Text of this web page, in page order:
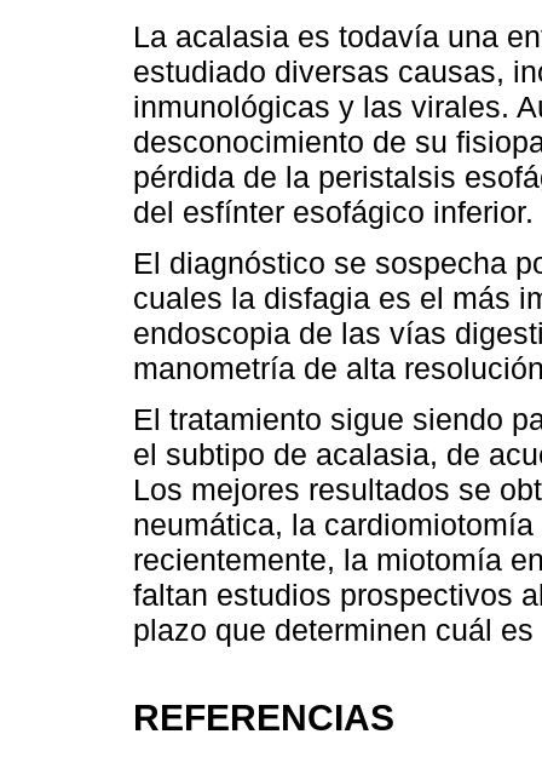
La acalasia es todavía una
estudiado diversas causas,
inmunológicas y las virales.
desconocimiento de su
pérdida de la peristalsis
del esfínter esofágico inferior.
El diagnóstico se sospecha
cuales la disfagia es el más
endoscopia de las vías
manometría de alta
El tratamiento sigue siendo
el subtipo de acalasia, de
Los mejores resultados se
neumática, la
recientemente, la miotomía
faltan estudios prospectivos
plazo que determinen cuál
REFERENCIAS